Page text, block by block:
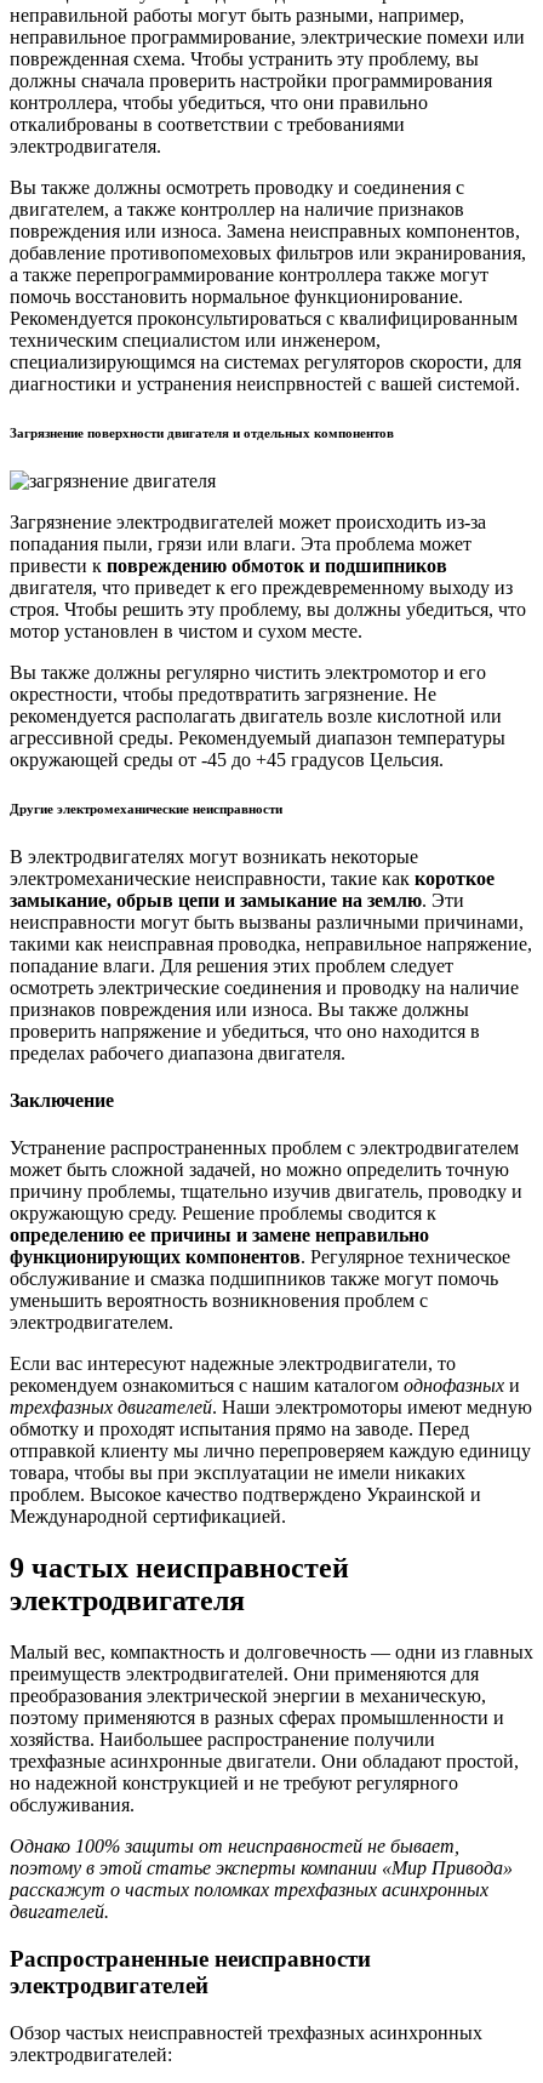
неправильной работы могут быть разными, например,
неправильное программирование, электрические помехи или
поврежденная схема. Чтобы устранить эту проблему, вы
должны сначала проверить настройки программирования
контроллера, чтобы убедиться, что они правильно
откалиброваны в соответствии с требованиями
электродвигателя.
Вы также должны осмотреть проводку и соединения с
двигателем, а также контроллер на наличие признаков
повреждения или износа. Замена неисправных компонентов,
добавление противопомеховых фильтров или экранирования,
а также перепрограммирование контроллера также могут
помочь восстановить нормальное функционирование.
Рекомендуется проконсультироваться с квалифицированным
техническим специалистом или инженером,
специализирующимся на системах регуляторов скорости, для
диагностики и устранения неиспрвностей с вашей системой.
Загрязнение поверхности двигателя и отдельных компонентов
Загрязнение электродвигателей может происходить из-за
попадания пыли, грязи или влаги. Эта проблема может
привести к повреждению обмоток и подшипников
двигателя, что приведет к его преждевременному выходу из
строя. Чтобы решить эту проблему, вы должны убедиться, что
мотор установлен в чистом и сухом месте.
Вы также должны регулярно чистить электромотор и его
окрестности, чтобы предотвратить загрязнение. Не
рекомендуется располагать двигатель возле кислотной или
агрессивной среды. Рекомендуемый диапазон температуры
окружающей среды от -45 до +45 градусов Цельсия.
Другие электромеханические неисправности
В электродвигателях могут возникать некоторые
электромеханические неисправности, такие как короткое
замыкание, обрыв цепи и замыкание на землю. Эти
неисправности могут быть вызваны различными причинами,
такими как неисправная проводка, неправильное напряжение,
попадание влаги. Для решения этих проблем следует
осмотреть электрические соединения и проводку на наличие
признаков повреждения или износа. Вы также должны
проверить напряжение и убедиться, что оно находится в
пределах рабочего диапазона двигателя.
Заключение
Устранение распространенных проблем с электродвигателем
может быть сложной задачей, но можно определить точную
причину проблемы, тщательно изучив двигатель, проводку и
окружающую среду. Решение проблемы сводится к
определению ее причины и замене неправильно
функционирующих компонентов. Регулярное техническое
обслуживание и смазка подшипников также могут помочь
уменьшить вероятность возникновения проблем с
электродвигателем.
Если вас интересуют надежные электродвигатели, то
рекомендуем ознакомиться с нашим каталогом однофазных и
трехфазных двигателей. Наши электромоторы имеют медную
обмотку и проходят испытания прямо на заводе. Перед
отправкой клиенту мы лично перепроверяем каждую единицу
товара, чтобы вы при эксплуатации не имели никаких
проблем. Высокое качество подтверждено Украинской и
Международной сертификацией.
9 частых неисправностей
электродвигателя
Малый вес, компактность и долговечность — одни из главных
преимуществ электродвигателей. Они применяются для
преобразования электрической энергии в механическую,
поэтому применяются в разных сферах промышленности и
хозяйства. Наибольшее распространение получили
трехфазные асинхронные двигатели. Они обладают простой,
но надежной конструкцией и не требуют регулярного
обслуживания.
Однако 100% защиты от неисправностей не бывает,
поэтому в этой статье эксперты компании «Мир Привода»
расскажут о частых поломках трехфазных асинхронных
двигателей.
Распространенные неисправности
электродвигателей
Обзор частых неисправностей трехфазных асинхронных
электродвигателей: